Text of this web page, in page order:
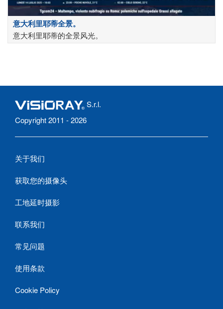
意大利里耶蒂全景。
意大利里耶蒂的全景风光。
S.r.l.
Copyright 2011 - 2026
关于我们
获取您的摄像头
工地延时摄影
联系我们
常见问题
使用条款
Cookie Policy